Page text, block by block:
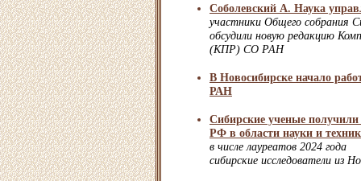
Соболевский А. Наука
участники Общего собрания
обсудили новую редакцию
(КПР) СО РАН
В Новосибирске начало
РАН
Сибирские ученые
РФ в области науки и
в числе лауреатов 2024 года
сибирские исследователи из